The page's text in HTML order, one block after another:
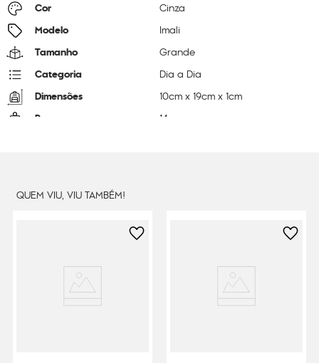
Cor Cinza
Modelo Imali
Tamanho Grande
Categoria Dia a Dia
Dimensões 10cm x19cm x1cm
Peso 14
QUEM VIU, VIU TAMBÉM!